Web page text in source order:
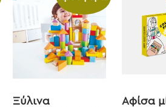
Ξύλινα
Αφίσα